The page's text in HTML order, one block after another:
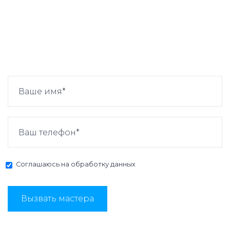
Соглашаюсь на обработку данных
Вызвать мастера